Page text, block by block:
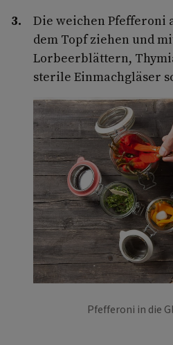
Die weichen Pfefferoni
dem Topf ziehen und
Lorbeerblättern,
sterile Einmachgläser
Pfefferoni in die